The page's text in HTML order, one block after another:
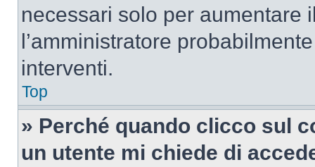
necessari solo per aumentare
l’amministratore
interventi.
Top
» Perché quando clicco sul
un utente mi chiede di